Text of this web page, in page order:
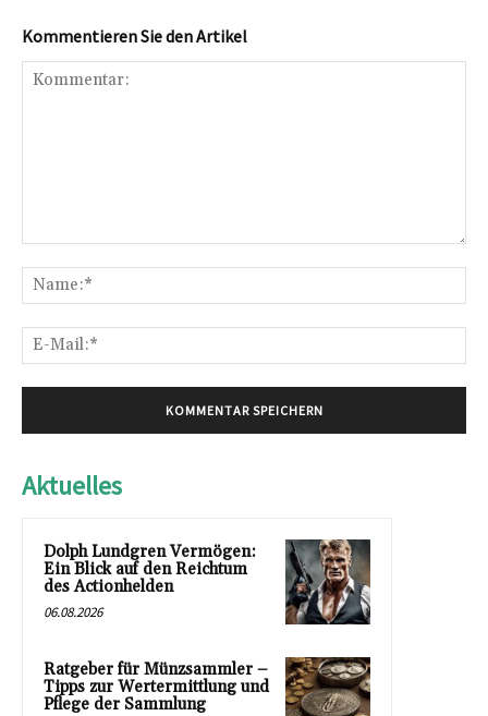
Kommentieren Sie den Artikel
Aktuelles
Dolph Lundgren Vermögen:
Ein Blick auf den Reichtum
des Actionhelden
06.08.2026
Ratgeber für Münzsammler –
Tipps zur Wertermittlung und
Pflege der Sammlung